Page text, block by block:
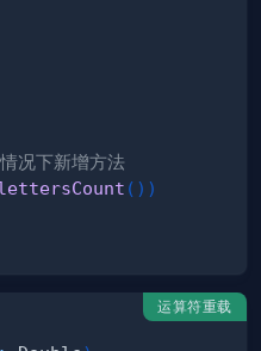
下新增方法
( ) )
运算符重载